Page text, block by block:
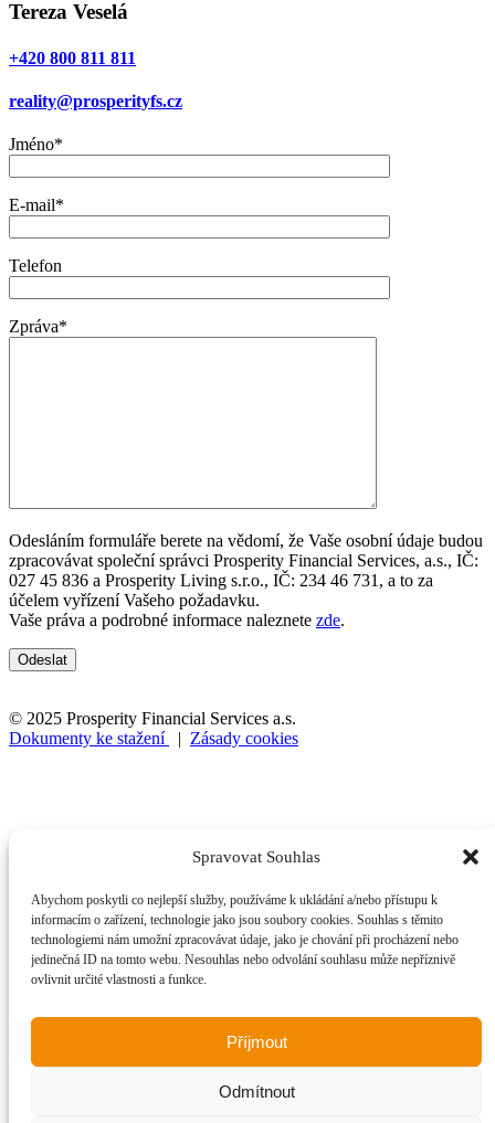
Spravovat Souhlas
Abychom poskytli co nejlepší služby, používáme k ukládání a/nebo přístupu k
informacím o zařízení, technologie jako jsou soubory cookies. Souhlas s těmito
technologiemi nám umožní zpracovávat údaje, jako je chování při procházení nebo
jedinečná ID na tomto webu. Nesouhlas nebo odvolání souhlasu může nepříznivě
ovlivnit určité vlastnosti a funkce.
Příjmout
Odmítnout
Tereza Veselá
+420 800 811 811
reality@prosperityfs.cz
Jméno*
E-mail*
Telefon
Zpráva*
Odesláním formuláře berete na vědomí, že Vaše osobní údaje budou
zpracovávat společní správci Prosperity Financial Services, a.s., IČ:
027 45 836 a Prosperity Living s.r.o., IČ: 234 46 731, a to za
účelem vyřízení Vašeho požadavku.
Vaše práva a podrobné informace naleznete zde.
© 2025 Prosperity Financial Services a.s.
Dokumenty ke stažení
| Zásady cookies
Nabídka nemovitostí
Služby
Naši makléři
Kontakt
+420 800 811 811
reality@prosperityfs.cz